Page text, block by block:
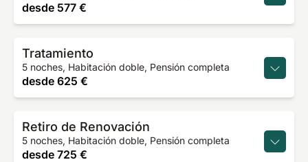
desde 577 €
Tratamiento
5 noches, Habitación doble, Pensión completa
desde 625 €
Retiro de Renovación
5 noches, Habitación doble, Pensión completa
desde 725 €